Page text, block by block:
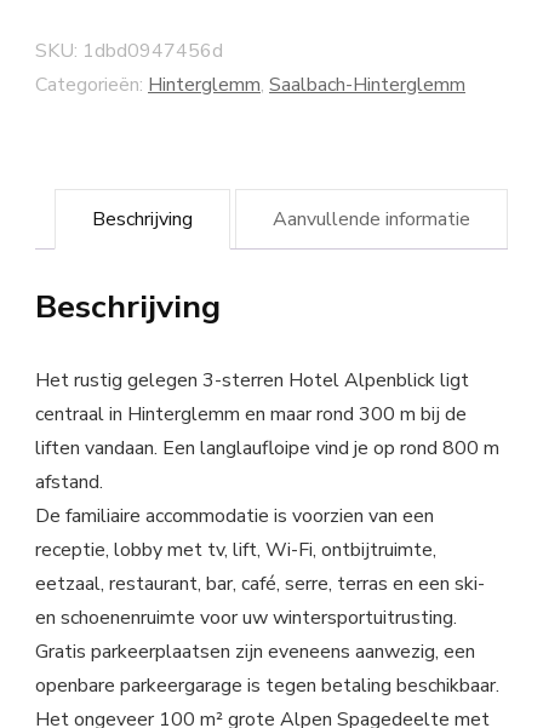
SKU: 1dbd0947456d
Categorieën: Hinterglemm, Saalbach-Hinterglemm
Beschrijving Aanvullende informatie
Beschrijving
Het rustig gelegen 3-sterren Hotel Alpenblick ligt
centraal in Hinterglemm en maar rond 300 m bij de
liften vandaan. Een langlaufloipe vind je op rond 800 m
afstand.
De familiaire accommodatie is voorzien van een
receptie, lobby met tv, lift, Wi-Fi, ontbijtruimte,
eetzaal, restaurant, bar, café, serre, terras en een ski-
en schoenenruimte voor uw wintersportuitrusting.
Gratis parkeerplaatsen zijn eveneens aanwezig, een
openbare parkeergarage is tegen betaling beschikbaar.
Het ongeveer 100 m² grote Alpen Spagedeelte met